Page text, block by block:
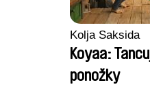
Kolja Saksida
Koyaa:
ponožky